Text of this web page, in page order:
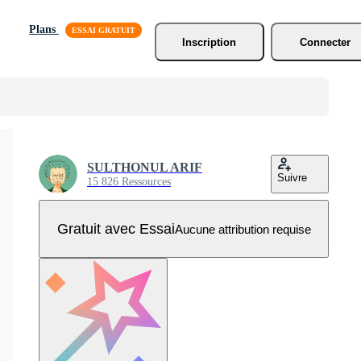
Plans
Inscription
Connecter
SULTHONUL ARIF
15 826 Ressources Suivre
Gratuit avec EssaiAucune attribution requise